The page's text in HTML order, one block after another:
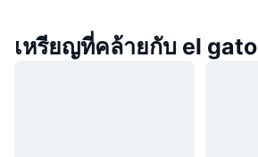
เหรียญที่คล้ายกับ el gato